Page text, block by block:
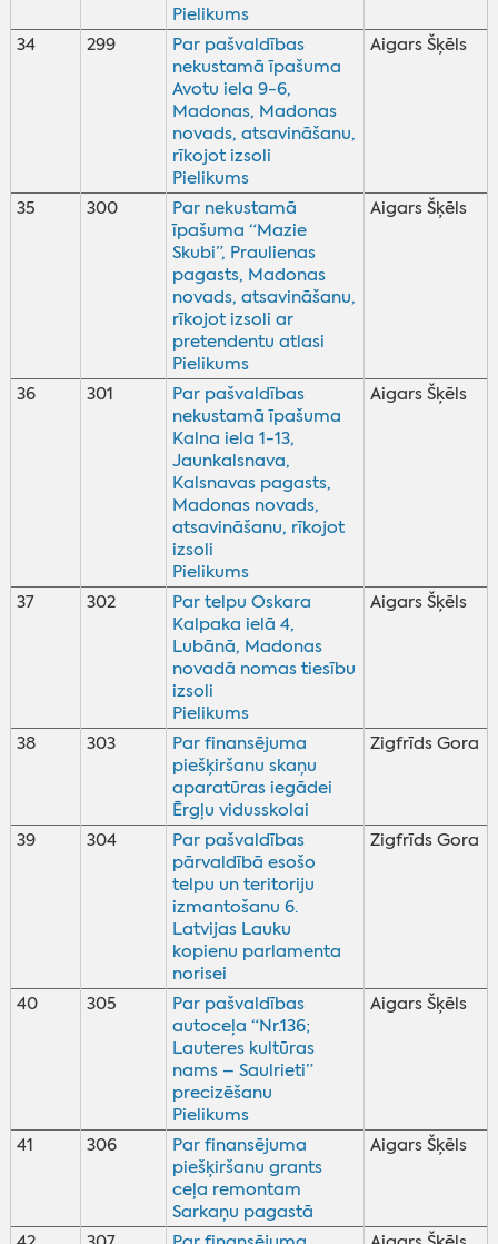
Pielikums
34 299
Par pašvaldības
nekustamā īpašuma
Avotu iela 9-6,
Madonas, Madonas
novads, atsavināšanu,
rīkojot izsoli
Pielikums
Aigars Šķēls
35 300
Par nekustamā
īpašuma “Mazie
Skubi”, Praulienas
pagasts, Madonas
novads, atsavināšanu,
rīkojot izsoli ar
pretendentu atlasi
Pielikums
Aigars Šķēls
36 301
Par pašvaldības
nekustamā īpašuma
Kalna iela 1-13,
Jaunkalsnava,
Kalsnavas pagasts,
Madonas novads,
atsavināšanu, rīkojot
izsoli
Pielikums
Aigars Šķēls
37 302
Par telpu Oskara
Kalpaka ielā 4,
Lubānā, Madonas
novadā nomas tiesību
izsoli
Pielikums
Aigars Šķēls
38 303
Par finansējuma
piešķiršanu skaņu
aparatūras iegādei
Ērgļu vidusskolai
Zigfrīds Gora
39 304
Par pašvaldības
pārvaldībā esošo
telpu un teritoriju
izmantošanu 6.
Latvijas Lauku
kopienu parlamenta
norisei
Zigfrīds Gora
40 305
Par pašvaldības
autoceļa “Nr.136;
Lauteres kultūras
nams – Saulrieti”
precizēšanu
Pielikums
Aigars Šķēls
41 306
Par finansējuma
piešķiršanu grants
ceļa remontam
Sarkaņu pagastā
Aigars Šķēls